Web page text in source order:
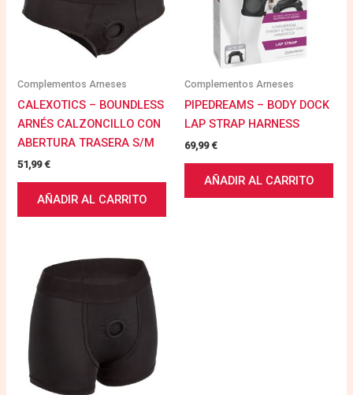
Complementos Arneses
CALEXOTICS – BOUNDLESS
ARNÉS CALZONCILLO CON
ABERTURA TRASERA S/M
51,99€
AÑADIR AL CARRITO
Complementos Arneses
PIPEDREAMS – BODY DOCK
LAP STRAP HARNESS
69,99€
AÑADIR AL CARRITO